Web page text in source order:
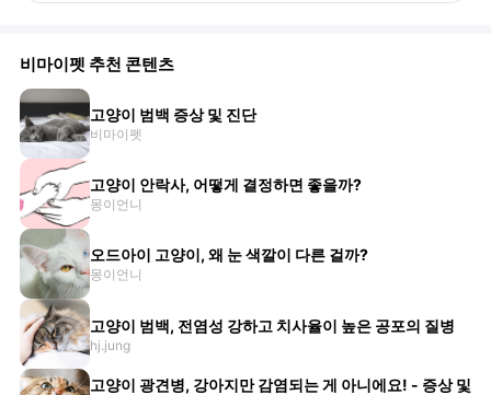
비마이펫 추천 콘텐츠
고양이 범백 증상 및 진단
비마이펫
고양이 안락사, 어떻게 결정하면 좋을까?
몽이언니
오드아이 고양이, 왜 눈 색깔이 다른 걸까?
몽이언니
고양이 범백, 전염성 강하고 치사율이 높은 공포의 질병
hj.jung
고양이 광견병, 강아지만 감염되는 게 아니에요! - 증상 및